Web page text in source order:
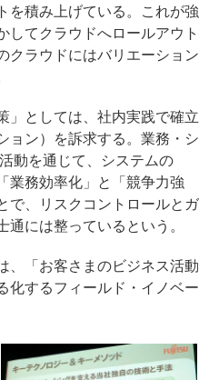
を積み上げている。これが強
してクラウドへロールアウト
クラウドにはバリエーション
としては、社内実践で確立
ョン）を訴求する。業務・シ
動を通じて、システムの
業務効率化」と「競争力強
で、リスクコントロールとガ
には整っているという。
「お客さまのビジネス活動
化するフィールド・イノベー